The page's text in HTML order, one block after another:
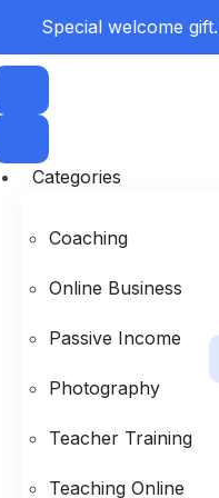
Special welcome
Categories
Coaching
Online Business
Passive Income
Photography
Teacher Training
Teaching Online